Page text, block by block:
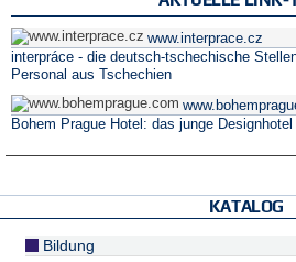
www.interprace.cz
interpráce - die deutsch-tschechische
Personal aus Tschechien
Bohem Prague Hotel: das junge
KATALOG
Bildung